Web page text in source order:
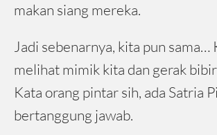
makan siang mereka.
Jadi sebenarnya, kita pun
melihat mimik kita dan gerak
Kata orang pintar sih, ada Satria
bertanggung jawab.